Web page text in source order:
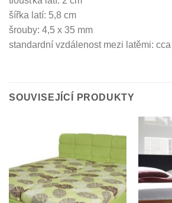
šířka latí: 5,8 cm
šrouby: 4,5 x 35 mm
standardní vzdálenost mezi latěmi:
SOUVISEJÍCÍ PRODUKTY